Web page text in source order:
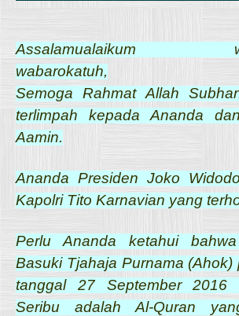
Assalamualaikum
wabarokatuh,
Semoga Rahmat Allah
terlimpah kepada Ananda
Aamin.
Ananda Presiden Joko
Kapolri Tito Karnavian yang
Perlu Ananda ketahui
Basuki Tjahaja Purnama (Ahok)
tanggal 27 September 2016
Seribu adalah Al-Quran